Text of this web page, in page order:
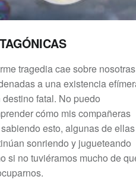
tragedia cae sobre
a una existencia
destino fatal. No puedo
cómo mis compañeras
esto, algunas de ellas
sonriendo y jugueteando
si no tuviéramos mucho de